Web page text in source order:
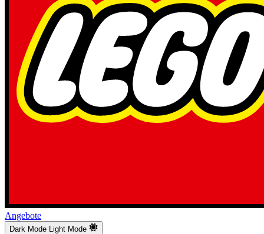
Angebote
Dark Mode Light Mode